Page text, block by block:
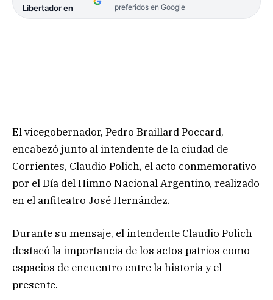
Libertador en
preferidos en Google
El vicegobernador, Pedro Braillard Poccard,
encabezó junto al intendente de la ciudad de
Corrientes, Claudio Polich, el acto conmemorativo
por el Día del Himno Nacional Argentino, realizado
en el anfiteatro José Hernández.
Durante su mensaje, el intendente Claudio Polich
destacó la importancia de los actos patrios como
espacios de encuentro entre la historia y el
presente.